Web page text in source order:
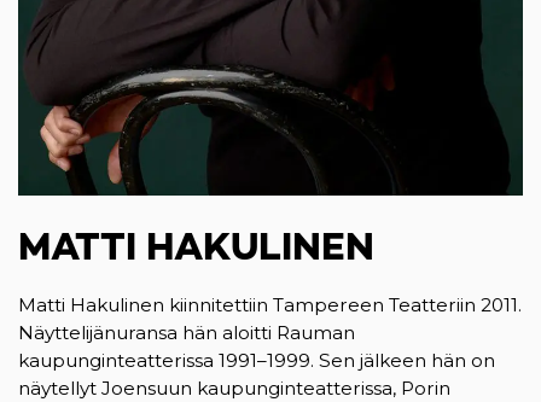
MATTI HAKULINEN
Matti Hakulinen kiinnitettiin Tampereen Teatteriin 2011.
Näyttelijänuransa hän aloitti Rauman
kaupunginteatterissa 1991–1999. Sen jälkeen hän on
näytellyt Joensuun kaupunginteatterissa, Porin